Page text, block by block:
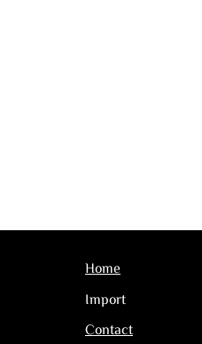
Home
Import
Contact